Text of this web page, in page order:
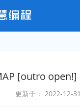
[outro open!]
更新于： 2022-12-31